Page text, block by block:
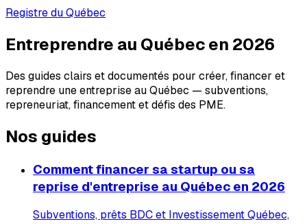
Registre du Québec
Entreprendre au Québec en 2026
Des guides clairs et documentés pour créer, financer et
reprendre une entreprise au Québec — subventions,
repreneuriat, financement et défis des PME.
Nos guides
Comment financer sa startup ou sa
reprise d'entreprise au Québec en 2026
Subventions, prêts BDC et Investissement Québec,